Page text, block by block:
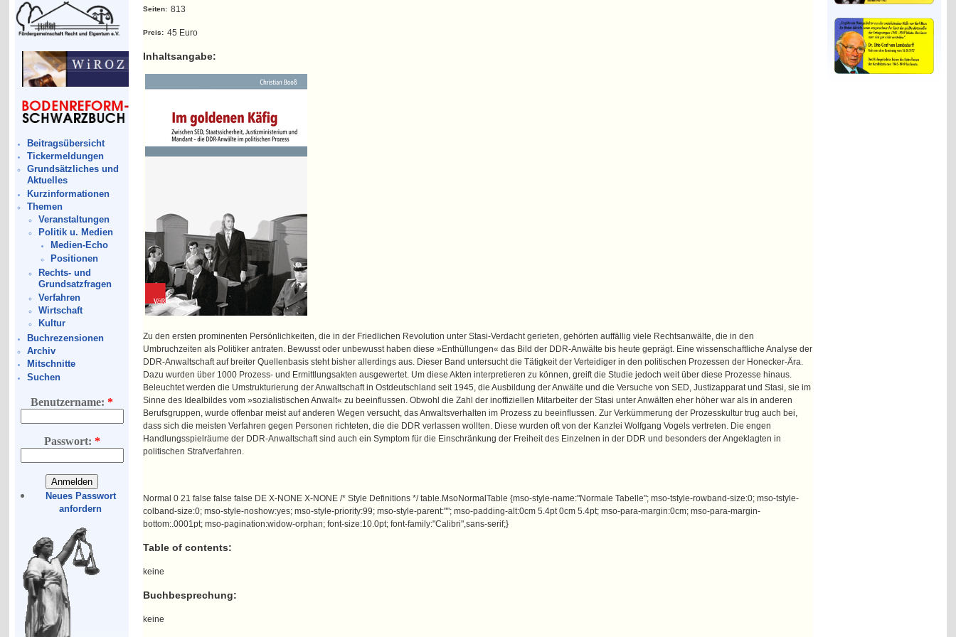
Beitragsübersicht
Tickermeldungen
Grundsätzliches und
Aktuelles
Kurzinformationen
Themen
Veranstaltungen
Politik u. Medien
Medien-Echo
Positionen
Rechts- und
Grundsatzfragen
Verfahren
Wirtschaft
Kultur
Buchrezensionen
Archiv
Mitschnitte
Suchen
Benutzername:*
Passwort: *
Neues Passwort
anfordern
Seiten: 813
Preis: 45 Euro
Inhaltsangabe:
Zu den ersten prominenten Persönlichkeiten, die in der Friedlichen Revolution unter Stasi-Verdacht gerieten, gehörten auffällig viele Rechtsanwälte, die in den
Umbruchzeiten als Politiker antraten. Bewusst oder unbewusst haben diese »Enthüllungen« das Bild der DDR-Anwälte bis heute geprägt. Eine wissenschaftliche Analyse der
DDR-Anwaltschaft auf breiter Quellenbasis steht bisher allerdings aus. Dieser Band untersucht die Tätigkeit der Verteidiger in den politischen Prozessen der Honecker-Ära.
Dazu wurden über 1000 Prozess- und Ermittlungsakten ausgewertet. Um diese Akten interpretieren zu können, greift die Studie jedoch weit über diese Prozesse hinaus.
Beleuchtet werden die Umstrukturierung der Anwaltschaft in Ostdeutschland seit 1945, die Ausbildung der Anwälte und die Versuche von SED, Justizapparat und Stasi, sie im
Sinne des Idealbildes vom »sozialistischen Anwalt« zu beeinflussen. Obwohl die Zahl der inoffiziellen Mitarbeiter der Stasi unter Anwälten eher höher war als in anderen
Berufsgruppen, wurde offenbar meist auf anderen Wegen versucht, das Anwaltsverhalten im Prozess zu beeinflussen. Zur Verkümmerung der Prozesskultur trug auch bei,
dass sich die meisten Verfahren gegen Personen richteten, die die DDR verlassen wollten. Diese wurden oft von der Kanzlei Wolfgang Vogels vertreten. Die engen
Handlungsspielräume der DDR-Anwaltschaft sind auch ein Symptom für die Einschränkung der Freiheit des Einzelnen in der DDR und besonders der Angeklagten in
politischen Strafverfahren.
Normal 0 21 false false false DE X-NONE X-NONE /* Style Definitions */ table.MsoNormalTable {mso-style-name:"Normale Tabelle"; mso-tstyle-rowband-size:0; mso-tstyle-
colband-size:0; mso-style-noshow:yes; mso-style-priority:99; mso-style-parent:""; mso-padding-alt:0cm 5.4pt 0cm 5.4pt; mso-para-margin:0cm; mso-para-margin-
bottom:.0001pt; mso-pagination:widow-orphan; font-size:10.0pt; font-family:"Calibri",sans-serif;}
Table of contents:
keine
Buchbesprechung:
keine